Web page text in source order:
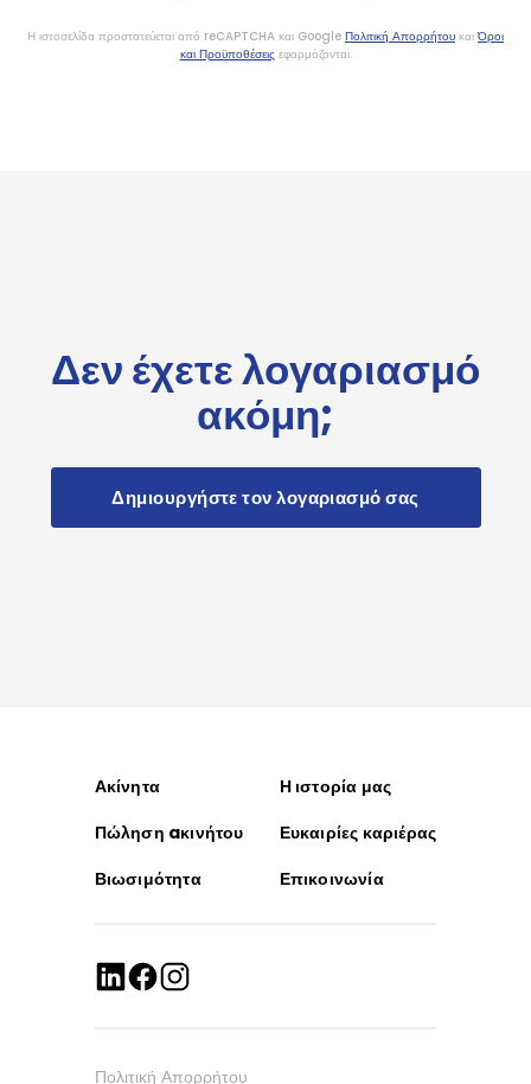
Δεν έχετε λογαριασμό
ακόμη;
Δημιουργήστε τον λογαριασμό σας
Η ιστοσελίδα προστατεύεται από reCAPTCHA και Google Πολιτική Απορρήτου καιΌροι
και Προϋποθέσειςεφαρμόζονται.
Ακίνητα
Η ιστορία μας
Πώληση aκινήτου
Ευκαιρίες καριέρας
Βιωσιμότητα
Επικοινωνία
Πολιτική Απορρήτου